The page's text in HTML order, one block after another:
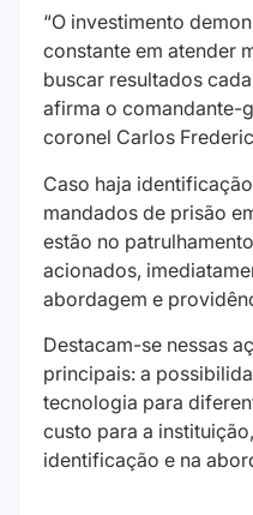
“O investimento
constante em atender
buscar resultados
afirma o comandante-
coronel Carlos
Caso haja
mandados de prisão
estão no
acionados,
abordagem e
Destacam-se nessas
principais: a
tecnologia para
custo para a
identificação e na